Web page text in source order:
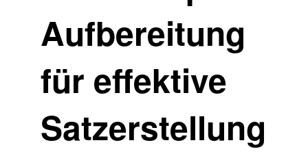
Aufbereitung
für effektive
Satzerstellung